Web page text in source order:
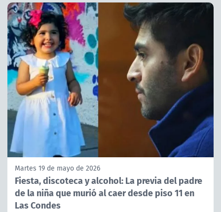
Martes 19 de mayo de 2026
Fiesta, discoteca y alcohol: La previa del padre
de la niña que murió al caer desde piso 11 en
Las Condes